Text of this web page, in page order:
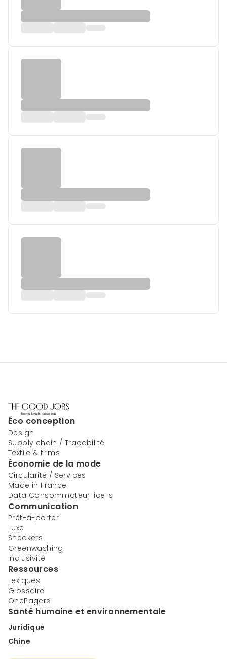
Éco conception
Design
Supply chain / Traçabilité
Textile & trims
Économie de la mode
Circularité / Services
Made in France
Data Consommateur-ice-s
Communication
Prêt-à-porter
Luxe
Sneakers
Greenwashing
Inclusivité
Ressources
Lexiques
Glossaire
OnePagers
Santé humaine et environnementale
Juridique
Chine